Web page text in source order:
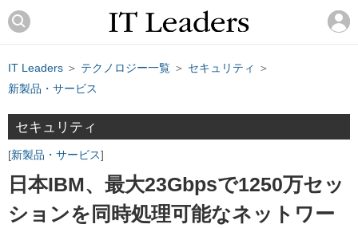
IT Leaders ＞ テクノロジー一覧 ＞ セキュリティ
＞
新製品・サービス
セキュリティ
新製品・サービス
日本IBM、最大23Gbpsで1250万セッ
ションを同時処理可能なネットワー